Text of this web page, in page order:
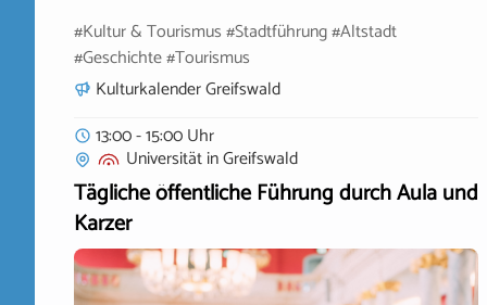
#Kultur & Tourismus #Stadtführung #Altstadt
#Geschichte #Tourismus
Kulturkalender Greifswald
13:00 - 15:00 Uhr
UniversitätinGreifswald
Tägliche öffentliche Führung durch Aula und
Karzer